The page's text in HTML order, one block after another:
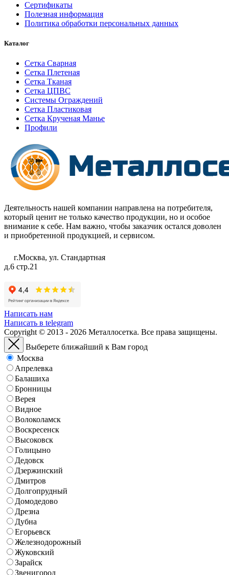
Сертификаты
Полезная информация
Политика обработки персональных данных
Каталог
Сетка Сварная
Сетка Плетеная
Сетка Тканая
Сетка ЦПВС
Системы Ограждений
Сетка Пластиковая
Сетка Крученая Манье
Профили
Деятельность нашей компании направлена на потребителя,
который ценит не только качество продукции, но и особое
внимание к себе. Нам важно, чтобы заказчик остался доволен
и приобретенной продукцией, и сервисом.
г.Москва, ул. Стандартная
д.6 стр.21
Написать нам
Написать в telegram
Copyright © 2013 - 2026 Металлосетка. Все права защищены.
Выберете ближайший к Вам город
Москва
Апрелевка
Балашиха
Бронницы
Верея
Видное
Волоколамск
Воскресенск
Высоковск
Голицыно
Дедовск
Дзержинский
Дмитров
Долгопрудный
Домодедово
Дрезна
Дубна
Егорьевск
Железнодорожный
Жуковский
Зарайск
Звенигород